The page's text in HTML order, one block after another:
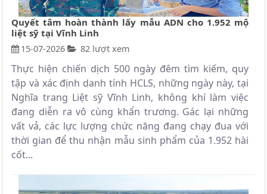
Quyết tâm hoàn thành lấy mẫu ADN cho 1.952 mộ
liệt sỹ tại Vĩnh Linh
15-07-2026 82 lượt xem
Thực hiện chiến dịch 500 ngày đêm tìm kiếm, quy
tập và xác định danh tính HCLS, những ngày này, tại
Nghĩa trang Liệt sỹ Vĩnh Linh, không khí làm việc
đang diễn ra vô cùng khẩn trương. Gác lại những
vất vả, các lực lượng chức năng đang chạy đua với
thời gian để thu nhận mẫu sinh phẩm của 1.952 hài
cốt...